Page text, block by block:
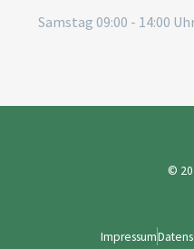
Samstag 09:00 - 14:00
©
Impressum